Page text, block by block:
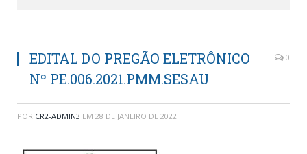
EDITAL DO PREGÃO ELETRÔNICO
Nº PE.006.2021.PMM.SESAU
0
POR CR2-ADMIN3 EM 28 DE JANEIRO DE 2022